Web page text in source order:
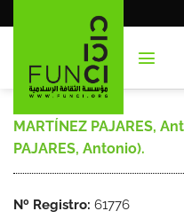
al
MARTÍNEZ PAJARES,
PAJARES, Antonio).
Nº Registro: 61776